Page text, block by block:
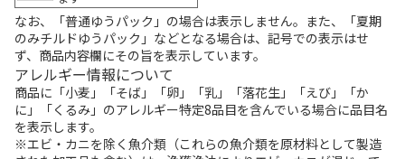
なお、「普通ゆうパック」の場合は表示しません。また、「夏期
のみチルドゆうパック」などとなる場合は、記号での表示はせ
ず、商品内容欄にその旨を表示しています。
アレルギー情報について
商品に「小麦」「そば」「卵」「乳」「落花生」「えび」「か
に」「くるみ」のアレルギー特定8品目を含んでいる場合に品目名
を表示します。
※エビ・カニを除く魚介類（これらの魚介類を原材料として製造